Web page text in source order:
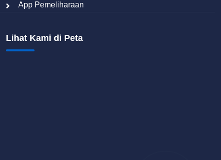
App Pemeliharaan
Lihat Kami di Peta